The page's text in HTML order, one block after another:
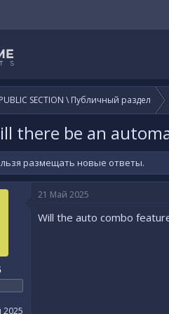
PUBLIC SECTION \ Публичный раздел
there be an
размещать новые ответы.
2025
21 Май 2025
Will the auto combo